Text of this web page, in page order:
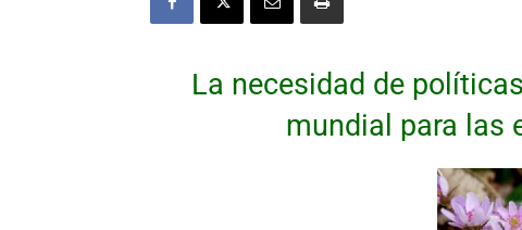
La necesidad de
mundial para las